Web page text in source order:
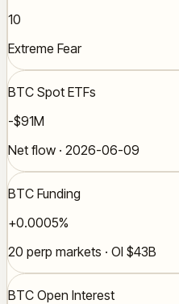
10
Extreme Fear
BTC Spot ETFs
-$91M
Net flow · 2026-06-09
BTC Funding
+0.0005%
20 perp markets · OI $43B
BTC Open Interest